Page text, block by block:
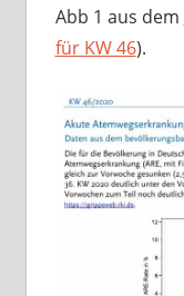
Abb 1 aus dem
für KW 46).